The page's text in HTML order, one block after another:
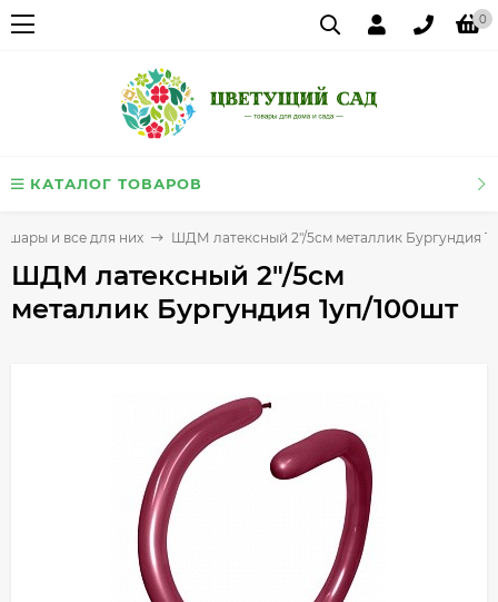
0
КАТАЛОГ ТОВАРОВ
шары и все для них ШДМ латексный 2"/5см металлик Бургундия
ШДМ латексный 2"/5см
металлик Бургундия 1уп/100шт